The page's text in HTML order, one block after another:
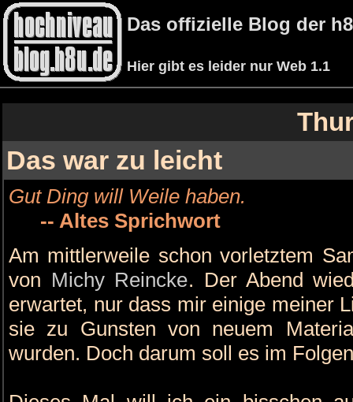
Das offizielle Blog der
Hier gibt es leider nur Web 1.1
Das war zu leicht
Gut Ding will Weile haben.
-- Altes Sprichwort
Am mittlerweile schon vorletztem
von Michy Reincke. Der Abend
erwartet, nur dass mir einige meiner
sie zu Gunsten von neuem
wurden. Doch darum soll es im